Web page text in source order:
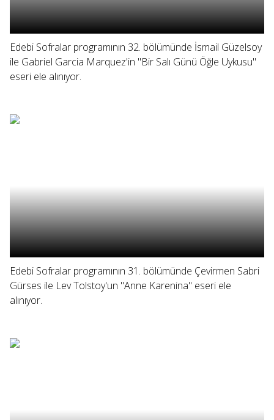
Edebi Sofralar programının 32. bölümünde İsmail Güzelsoy
ile Gabriel Garcia Marquez'in "Bir Salı Günü Öğle Uykusu"
eseri ele alınıyor.
Edebi Sofralar programının 31. bölümünde Çevirmen Sabri
Gürses ile Lev Tolstoy'un "Anne Karenina" eseri ele
alınıyor.